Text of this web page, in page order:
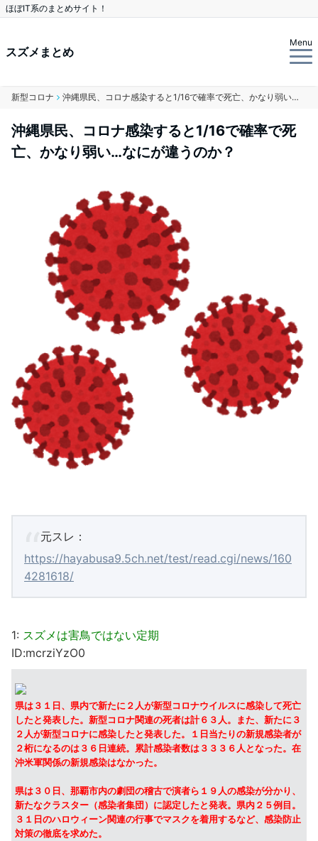
ほぼIT系のまとめサイト！
スズメまとめ
Menu
新型コロナ 沖縄県民、コロナ感染すると1/16で確率で死亡、かなり弱い…なにが違うのか？
沖縄県民、コロナ感染すると1/16で確率で死
亡、かなり弱い…なにが違うのか？
元スレ：
https://hayabusa9.5ch.net/test/read.cgi/news/160
4281618/
1: スズメは害鳥ではない定期
ID:mcrziYzO0
県は３１日、県内で新たに２人が新型コロナウイルスに感染して死亡
したと発表した。新型コロナ関連の死者は計６３人。また、新たに３
２人が新型コロナに感染したと発表した。１日当たりの新規感染者が
２桁になるのは３６日連続。累計感染者数は３３３６人となった。在
沖米軍関係の新規感染はなかった。
県は３０日、那覇市内の劇団の稽古で演者ら１９人の感染が分かり、
新たなクラスター（感染者集団）に認定したと発表。県内２５例目。
３１日のハロウィーン関連の行事でマスクを着用するなど、感染防止
対策の徹底を求めた。